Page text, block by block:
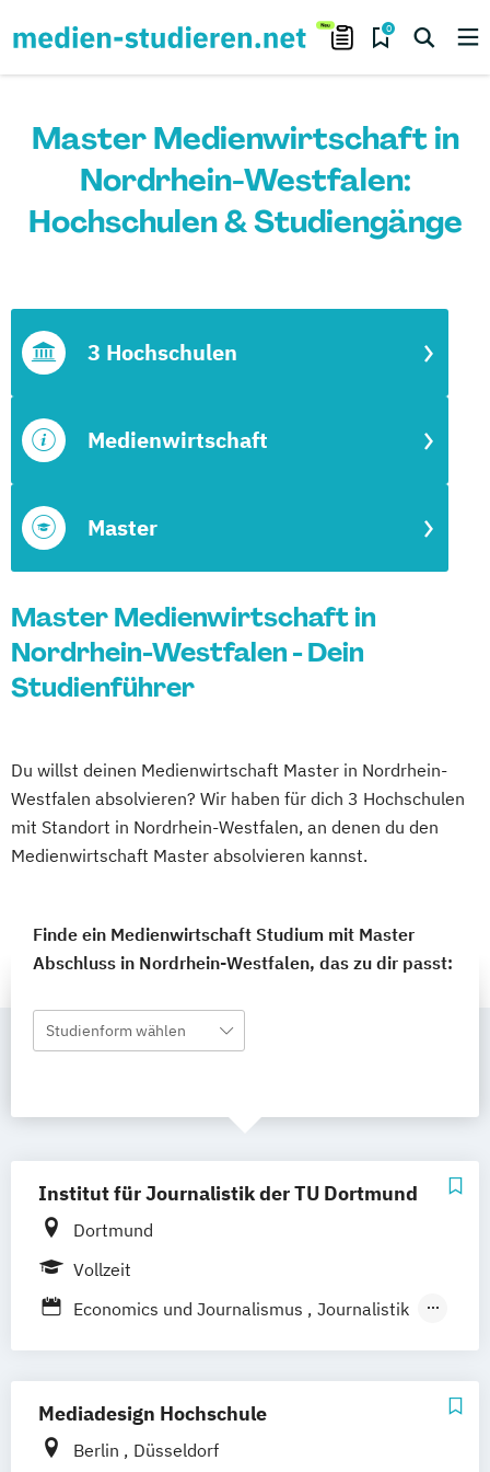
0
Master Medienwirtschaft in
Nordrhein-Westfalen:
Hochschulen & Studiengänge
Master
Medienwirtschaft
3 Hochschulen
Master Medienwirtschaft in
Nordrhein-Westfalen - Dein
Studienführer
Du willst deinen Medienwirtschaft Master in Nordrhein-
Westfalen absolvieren? Wir haben für dich 3 Hochschulen
mit Standort in Nordrhein-Westfalen, an denen du den
Medienwirtschaft Master absolvieren kannst.
Finde ein Medienwirtschaft Studium mit Master
Abschluss in Nordrhein-Westfalen, das zu dir passt:
Studienform wählen
Institut für Journalistik der TU Dortmund
Dortmund
Vollzeit
Economics und Journalismus
Journalistik
Wissenschaftsjournalismus
Mediadesign Hochschule
Berlin
Düsseldorf